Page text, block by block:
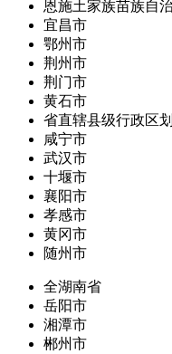
恩施土家族苗族自
宜昌市
鄂州市
荆州市
荆门市
黄石市
省直辖县级行政区划
咸宁市
武汉市
十堰市
襄阳市
孝感市
黄冈市
随州市
全湖南省
岳阳市
湘潭市
郴州市